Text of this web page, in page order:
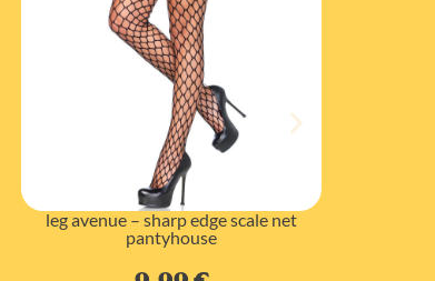
leg avenue – sharp edge scale net
pantyhouse